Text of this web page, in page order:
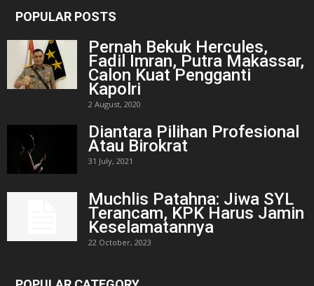
POPULAR POSTS
Pernah Bekuk Hercules,
Fadil Imran, Putra Makassar,
Calon Kuat Pengganti
Kapolri
2 August, 2020
Diantara Pilihan Profesional
Atau Birokrat
31 July, 2021
Muchlis Patahna: Jiwa SYL
Terancam, KPK Harus Jamin
Keselamatannya
22 October, 2023